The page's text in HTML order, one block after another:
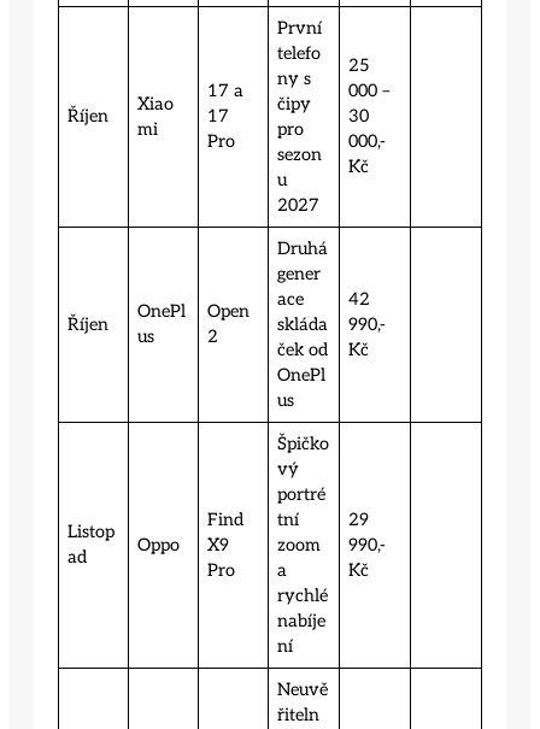
Říjen
Xiao
mi
17 a
17
Pro
První
telefo
ny s
čipy
pro
sezon
u
2027
25
000 –
30
000,-
Kč
Říjen
OnePl
us
Open
2
Druhá
gener
ace
skláda
ček od
OnePl
us
42
990,-
Kč
Listop
ad
Oppo
Find
X9
Pro
Špičko
vý
portré
tní
zoom
a
rychlé
nabíje
ní
29
990,-
Kč
Neuvě
řiteln